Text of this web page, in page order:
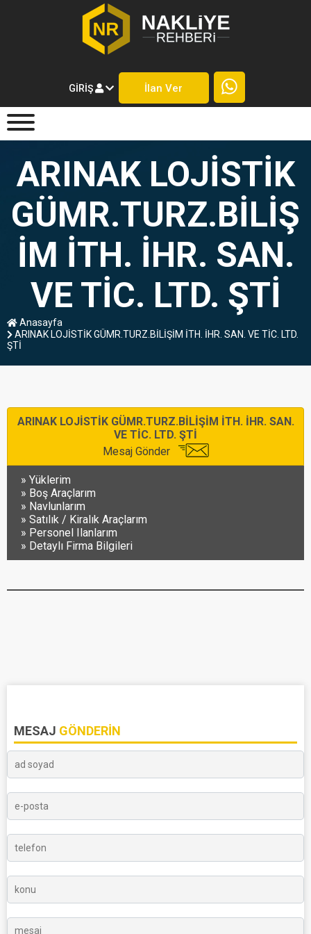
GIRIŞ İlan Ver
ARINAK LOJİSTİK
GÜMR.TURZ.BİLİŞ
İM İTH. İHR. SAN.
VE TİC. LTD. ŞTİ
Anasayfa
ARINAK LOJİSTİK GÜMR.TURZ.BİLİŞİM İTH. İHR. SAN. VE TİC. LTD.
ŞTİ
ARINAK LOJİSTİK GÜMR.TURZ.BİLİŞİM İTH. İHR. SAN.
VE TİC. LTD. ŞTİ
Mesaj Gönder
Yüklerim
Boş Araçlarım
Navlunlarım
Satılık / Kiralık Araçlarım
Personel Ilanlarım
Detaylı Firma Bilgileri
MESAJ GÖNDERIN